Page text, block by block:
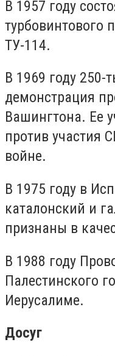
В 1957 году
турбовинтового
ТУ-114.
В 1969 году 250-
демонстрация
Вашингтона. Ее
против участия
войне.
В 1975 году в
каталонский и
признаны в
В 1988 году
Палестинского
Иерусалиме.
Досуг